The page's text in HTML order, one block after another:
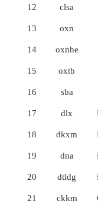
12 clsa
13 oxn
14 oxnhe
15 oxtb
16 sba
17 dlx
18 dkxm
19 dna
20 dtldg
21 ckkm